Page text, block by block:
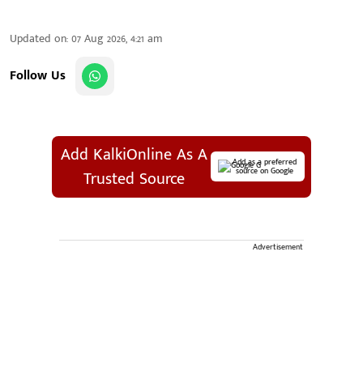
Updated on:07 Aug 2026, 4:21 am
Follow Us
Add KalkiOnline As A
Trusted Source
Add as a preferred
source on Google
Advertisement